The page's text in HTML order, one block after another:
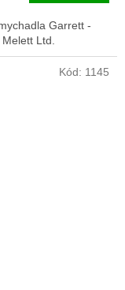
Garrett -
Ltd.
Kód: 1145